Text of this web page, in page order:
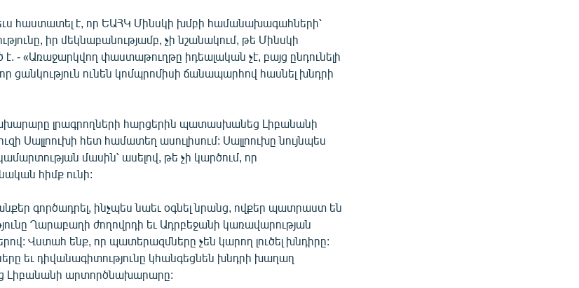
հաստատել է, որ ԵԱՀԿ Մինսկի խմբի համանախագահների՝
իր մեկնաբանությամբ, չի նշանակում, թե Մինսկի
- «Առաջարկվող փաստաթուղթը իդեալական չէ, բայց ընդունելի
ցանկություն ունեն կոմպրոմիսի ճանապարհով հասնել խնդրի
լրագրողների հարցերին պատասխանեց Լիբանանի
Սալլոուխի հետ համատեղ ասուլիսում: Սալլոուխը նույնպես
մասին՝ ասելով, թե չի կարծում, որ
հիմք ունի:
գործադրել, ինչպես նաեւ օգնել նրանց, ովքեր պատրաստ են
Ղարաբաղի ժողովրդի եւ Ադրբեջանի կառավարության
Վստահ ենք, որ պատերազմները չեն կարող լուծել խնդիրը:
եւ դիվանագիտությունը կհանգեցնեն խնդրի խաղաղ
Լիբանանի արտործնախարարը: